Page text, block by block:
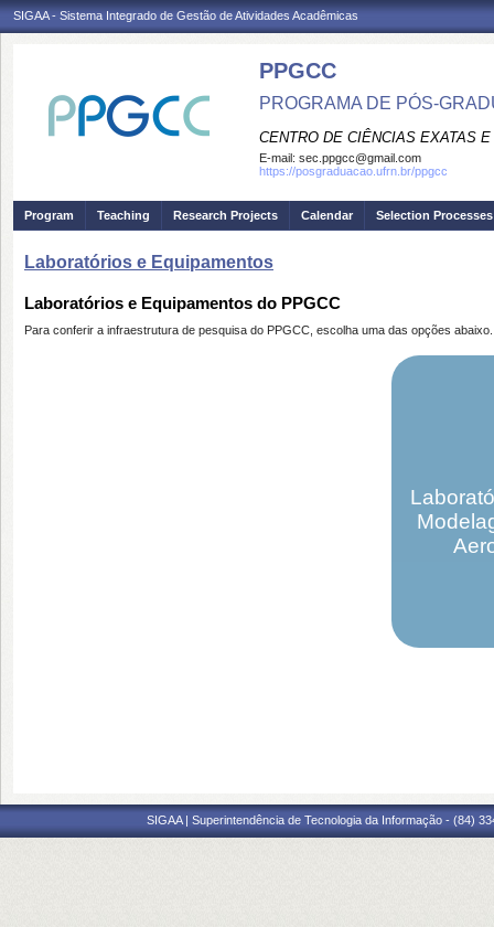
SIGAA - Sistema Integrado de Gestão de Atividades Acadêmicas
PPGCC
PROGRAMA DE PÓS-
CENTRO DE CIÊNCIAS EXATAS
E-mail: sec.ppgcc@gmail.com
https://posgraduacao.ufrn.br/ppgcc
Program Teaching Research Projects Calendar Selection Processes
Laboratórios e Equipamentos
Laboratórios e Equipamentos do PPGCC
Para conferir a infraestrutura de pesquisa do PPGCC, escolha uma das opções abaixo.
SIGAA | Superintendência de Tecnologia da Informação - (84)